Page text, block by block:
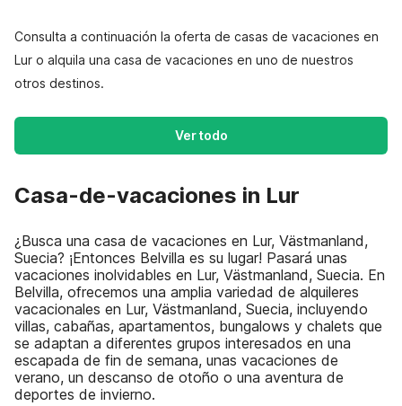
Consulta a continuación la oferta de casas de vacaciones en
Lur o alquila una casa de vacaciones en uno de nuestros
otros destinos.
Ver todo
Casa-de-vacaciones in Lur
¿Busca una casa de vacaciones en Lur, Västmanland,
Suecia? ¡Entonces Belvilla es su lugar! Pasará unas
vacaciones inolvidables en Lur, Västmanland, Suecia. En
Belvilla, ofrecemos una amplia variedad de alquileres
vacacionales en Lur, Västmanland, Suecia, incluyendo
villas, cabañas, apartamentos, bungalows y chalets que
se adaptan a diferentes grupos interesados en una
escapada de fin de semana, unas vacaciones de
verano, un descanso de otoño o una aventura de
deportes de invierno.